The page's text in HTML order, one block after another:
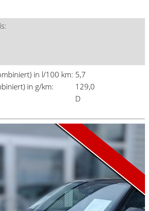
in l/100 km: 5,7
in g/km:
129,0
D
Aktionsmodell